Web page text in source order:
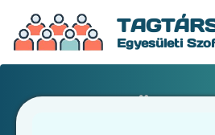
Egyesületi